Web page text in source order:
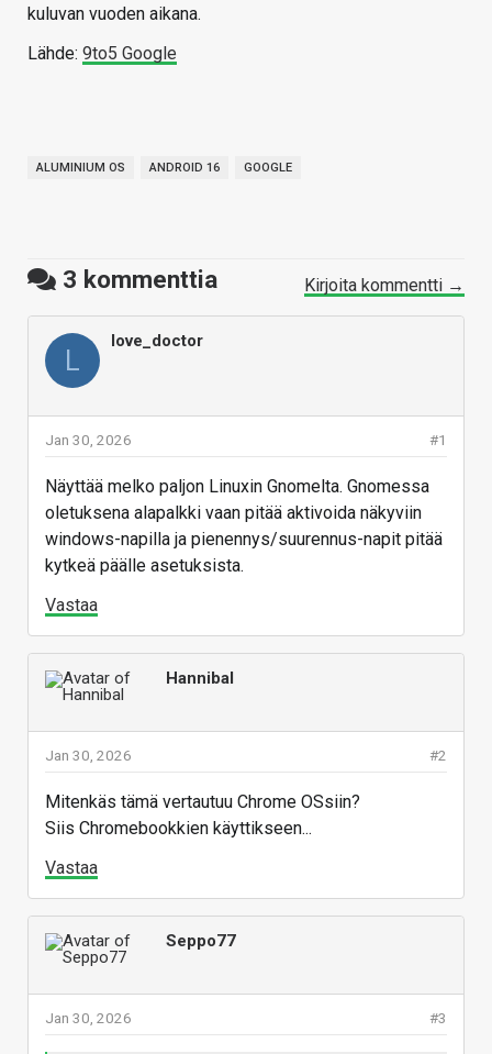
kuluvan vuoden aikana.
Lähde: 9to5 Google
ALUMINIUM OS ANDROID 16 GOOGLE
3 kommenttia Kirjoita kommentti →
L
love_doctor
#1
Jan 30, 2026
Näyttää melko paljon Linuxin Gnomelta. Gnomessa
oletuksena alapalkki vaan pitää aktivoida näkyviin
windows-napilla ja pienennys/suurennus-napit pitää
kytkeä päälle asetuksista.
Vastaa
Hannibal
#2
Jan 30, 2026
Mitenkäs tämä vertautuu Chrome OSsiin?
Siis Chromebookkien käyttikseen...
Vastaa
Seppo77
#3
Jan 30, 2026